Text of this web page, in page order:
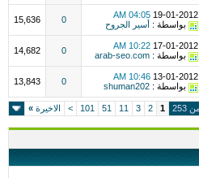
19-01-2012
04:05 AM
بواسطة : أسير الجروح 0
15,636
17-01-2012
10:22 AM
بواسطة : arab-seo.com
0
14,682
13-01-2012
10:46 AM
بواسطة : shuman202
0
13,843
1
2
3
11
51
101
> الاخيرة »